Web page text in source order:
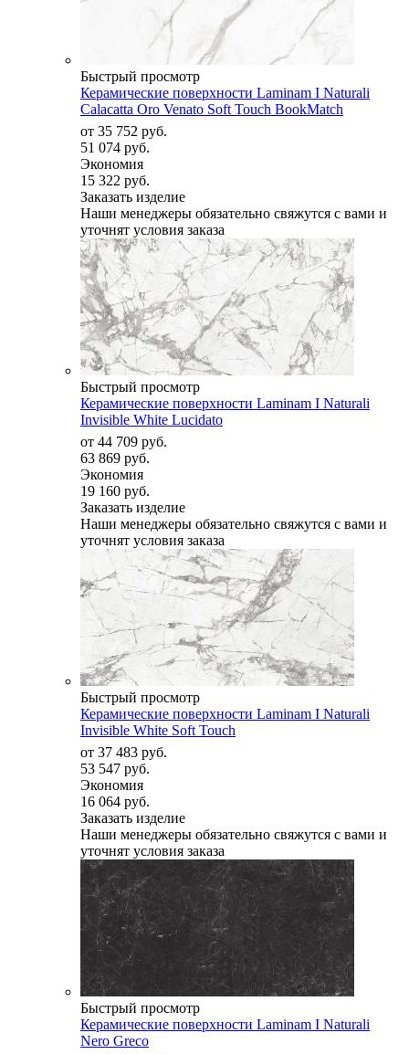
Быстрый просмотр
Керамические поверхности Laminam I Naturali
Calacatta Oro Venato Soft Touch BookMatch
от 35 752 руб.
51 074 руб.
Экономия
15 322 руб.
Заказать изделие
Наши менеджеры обязательно свяжутся с вами и
уточнят условия заказа
Быстрый просмотр
Керамические поверхности Laminam I Naturali
Invisible White Lucidato
от 44 709 руб.
63 869 руб.
Экономия
19 160 руб.
Заказать изделие
Наши менеджеры обязательно свяжутся с вами и
уточнят условия заказа
Быстрый просмотр
Керамические поверхности Laminam I Naturali
Invisible White Soft Touch
от 37 483 руб.
53 547 руб.
Экономия
16 064 руб.
Заказать изделие
Наши менеджеры обязательно свяжутся с вами и
уточнят условия заказа
Быстрый просмотр
Керамические поверхности Laminam I Naturali
Nero Greco